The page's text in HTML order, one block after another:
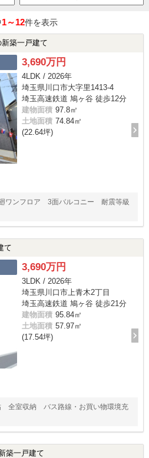
1～12件を表示
築一戸建て
3,690万円
4LDK / 2026年
埼玉県川口市大字里1413-4
埼玉高速鉄道 鳩ヶ谷 徒歩12分
建物面積 97.8㎡
土地面積 74.84㎡
(22.64坪)
廻ワンフロア 3面バルコニー 耐震等級
て
3,690万円
3LDK / 2026年
埼玉県川口市上青木2丁目
埼玉高速鉄道 鳩ヶ谷 徒歩21分
建物面積 95.84㎡
土地面積 57.97㎡
(17.54坪)
全室収納 バス路線・お買い物環境充
築一戸建て